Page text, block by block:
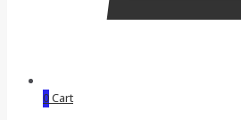
0Cart